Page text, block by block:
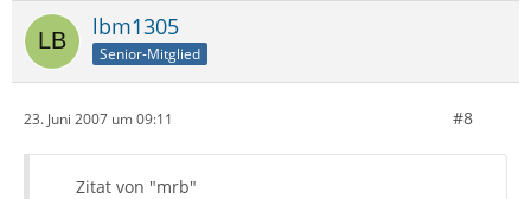
lbm1305
Senior-Mitglied
23. Juni 2007 um 09:11 #8
Zitat von "mrb"